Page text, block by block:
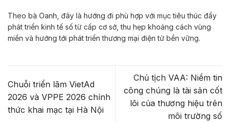
Theo bà Oanh, đây là hướng đi phù hợp với mục tiêu thúc đẩy
phát triển kinh tế số từ cấp cơ sở, thu hẹp khoảng cách vùng
miền và hướng tới phát triển thương mại điện tử bền vững.
Chuỗi triển lãm VietAd
2026 và VPPE 2026 chính
thức khai mạc tại Hà Nội
Chủ tịch VAA: Niềm tin
công chúng là tài sản cốt
lõi của thương hiệu trên
môi trường số